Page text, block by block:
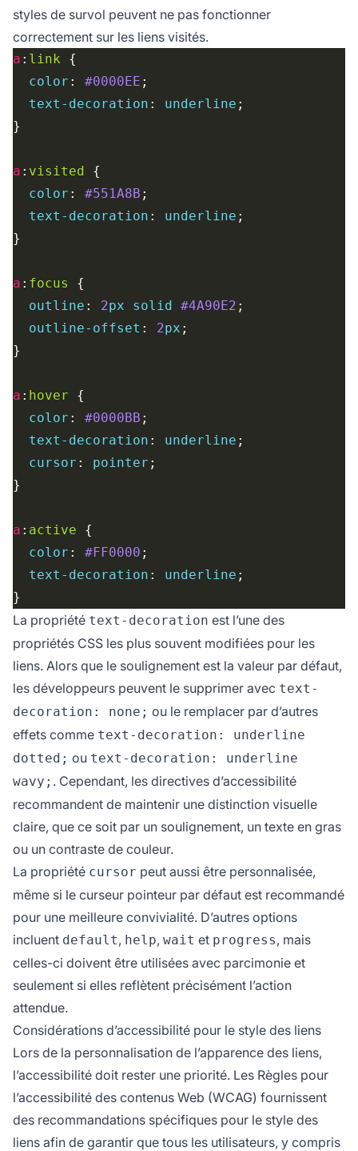
styles de survol peuvent ne pas fonctionner
correctement sur les liens visités.
a : link
color : #0000EE
text-decoration : underline
a : visited
color : #551A8B
text-decoration : underline
a : focus
outline : 2px solid #4A90E2
outline-offset : 2px
a : hover
color : #0000BB
text-decoration : underline
cursor : pointer
a : active
color : #FF0000
text-decoration : underline
La propriété text-decoration est l’une des
propriétés CSS les plus souvent modifiées pour les
liens. Alors que le soulignement est la valeur par défaut,
les développeurs peuvent le supprimer avec text-
decoration: none; ou le remplacer par d’autres
effets comme text-decoration: underline
dotted; ou text-decoration: underline
wavy; . Cependant, les directives d’accessibilité
recommandent de maintenir une distinction visuelle
claire, que ce soit par un soulignement, un texte en gras
ou un contraste de couleur.
La propriété cursor peut aussi être personnalisée,
même si le curseur pointeur par défaut est recommandé
pour une meilleure convivialité. D’autres options
incluent default, help, wait et progress, mais
celles-ci doivent être utilisées avec parcimonie et
seulement si elles reflètent précisément l’action
attendue.
Considérations d’accessibilité pour le style des liens
Lors de la personnalisation de l’apparence des liens,
l’accessibilité doit rester une priorité. Les Règles pour
l’accessibilité des contenus Web (WCAG) fournissent
des recommandations spécifiques pour le style des
liens afin de garantir que tous les utilisateurs, y compris